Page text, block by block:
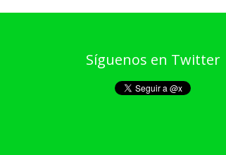
Síguenos en Twitter